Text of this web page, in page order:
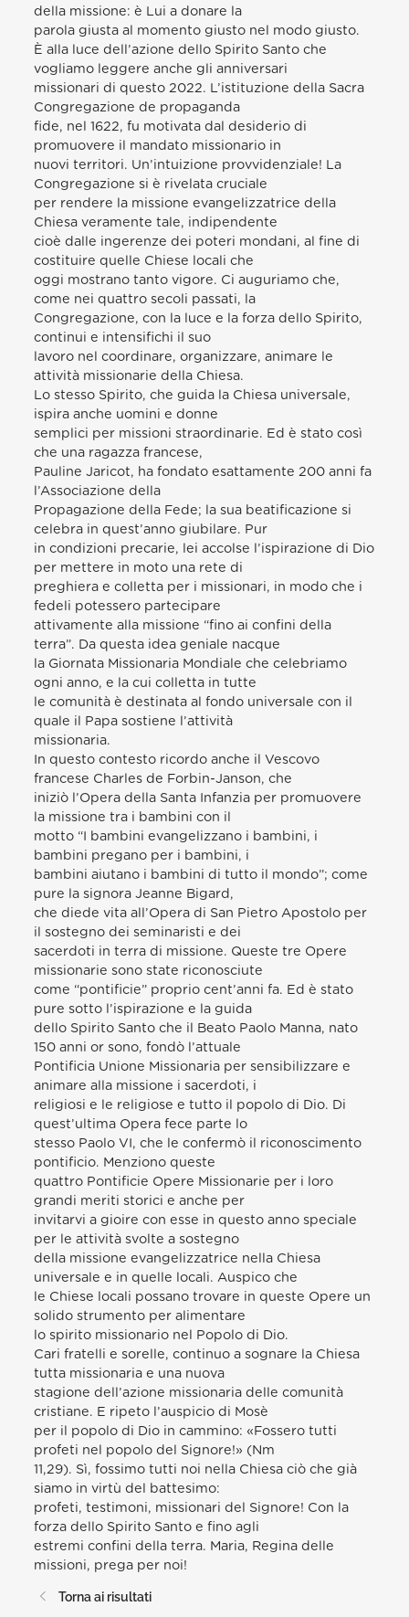
della missione: è Lui a donare la
parola giusta al momento giusto nel modo giusto.
È alla luce dell’azione dello Spirito Santo che
vogliamo leggere anche gli anniversari
missionari di questo 2022. L’istituzione della Sacra
Congregazione de propaganda
fide, nel 1622, fu motivata dal desiderio di
promuovere il mandato missionario in
nuovi territori. Un’intuizione provvidenziale! La
Congregazione si è rivelata cruciale
per rendere la missione evangelizzatrice della
Chiesa veramente tale, indipendente
cioè dalle ingerenze dei poteri mondani, al fine di
costituire quelle Chiese locali che
oggi mostrano tanto vigore. Ci auguriamo che,
come nei quattro secoli passati, la
Congregazione, con la luce e la forza dello Spirito,
continui e intensifichi il suo
lavoro nel coordinare, organizzare, animare le
attività missionarie della Chiesa.
Lo stesso Spirito, che guida la Chiesa universale,
ispira anche uomini e donne
semplici per missioni straordinarie. Ed è stato così
che una ragazza francese,
Pauline Jaricot, ha fondato esattamente 200 anni fa
l’Associazione della
Propagazione della Fede; la sua beatificazione si
celebra in quest’anno giubilare. Pur
in condizioni precarie, lei accolse l’ispirazione di Dio
per mettere in moto una rete di
preghiera e colletta per i missionari, in modo che i
fedeli potessero partecipare
attivamente alla missione “fino ai confini della
terra”. Da questa idea geniale nacque
la Giornata Missionaria Mondiale che celebriamo
ogni anno, e la cui colletta in tutte
le comunità è destinata al fondo universale con il
quale il Papa sostiene l’attività
missionaria.
In questo contesto ricordo anche il Vescovo
francese Charles de Forbin-Janson, che
iniziò l’Opera della Santa Infanzia per promuovere
la missione tra i bambini con il
motto “I bambini evangelizzano i bambini, i
bambini pregano per i bambini, i
bambini aiutano i bambini di tutto il mondo”; come
pure la signora Jeanne Bigard,
che diede vita all’Opera di San Pietro Apostolo per
il sostegno dei seminaristi e dei
sacerdoti in terra di missione. Queste tre Opere
missionarie sono state riconosciute
come “pontificie” proprio cent’anni fa. Ed è stato
pure sotto l’ispirazione e la guida
dello Spirito Santo che il Beato Paolo Manna, nato
150 anni or sono, fondò l’attuale
Pontificia Unione Missionaria per sensibilizzare e
animare alla missione i sacerdoti, i
religiosi e le religiose e tutto il popolo di Dio. Di
quest’ultima Opera fece parte lo
stesso Paolo VI, che le confermò il riconoscimento
pontificio. Menziono queste
quattro Pontificie Opere Missionarie per i loro
grandi meriti storici e anche per
invitarvi a gioire con esse in questo anno speciale
per le attività svolte a sostegno
della missione evangelizzatrice nella Chiesa
universale e in quelle locali. Auspico che
le Chiese locali possano trovare in queste Opere un
solido strumento per alimentare
lo spirito missionario nel Popolo di Dio.
Cari fratelli e sorelle, continuo a sognare la Chiesa
tutta missionaria e una nuova
stagione dell’azione missionaria delle comunità
cristiane. E ripeto l’auspicio di Mosè
per il popolo di Dio in cammino: «Fossero tutti
profeti nel popolo del Signore!» (Nm
11,29). Sì, fossimo tutti noi nella Chiesa ciò che già
siamo in virtù del battesimo:
profeti, testimoni, missionari del Signore! Con la
forza dello Spirito Santo e fino agli
estremi confini della terra. Maria, Regina delle
missioni, prega per noi!
Torna ai risultati